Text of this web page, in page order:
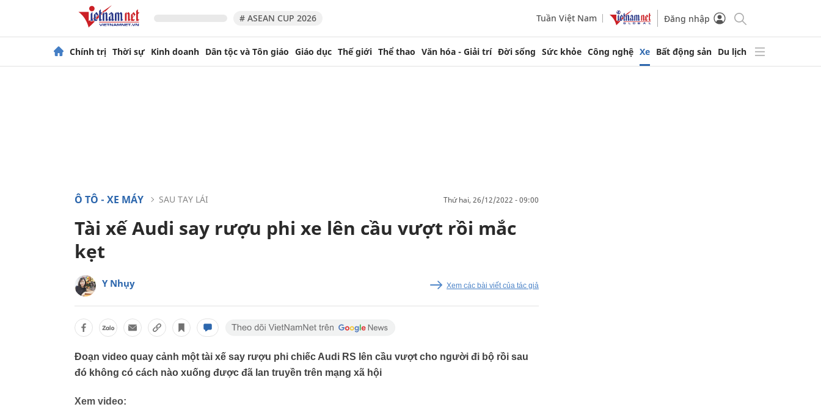
# ASEAN CUP 2026 Tuần Việt Nam Đăng nhập
Chính trị Thời sự Kinh doanh Dân tộc và Tôn giáo Giáo dục Thế giới Thể thao Văn hóa - Giải trí Đời sống Sức khỏe Công nghệ Xe Bất động sản Du lịch
Ô TÔ - XE MÁY SAU TAY LÁI thứ hai, 26/12/2022 - 09:00
Tài xế Audi say rượu phi xe lên cầu vượt rồi mắc
kẹt
Y Nhụy Xem các bài viết của tác giả
Đoạn video quay cảnh một tài xế say rượu phi chiếc Audi RS lên cầu vượt cho người đi bộ rồi sau
đó không có cách nào xuống được đã lan truyền trên mạng xã hội
Xem video: